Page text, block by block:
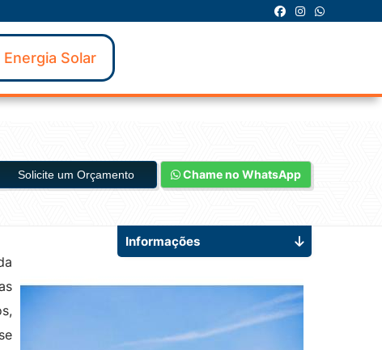
Energia Solar
Solicite um Orçamento Chame no WhatsApp
Informações